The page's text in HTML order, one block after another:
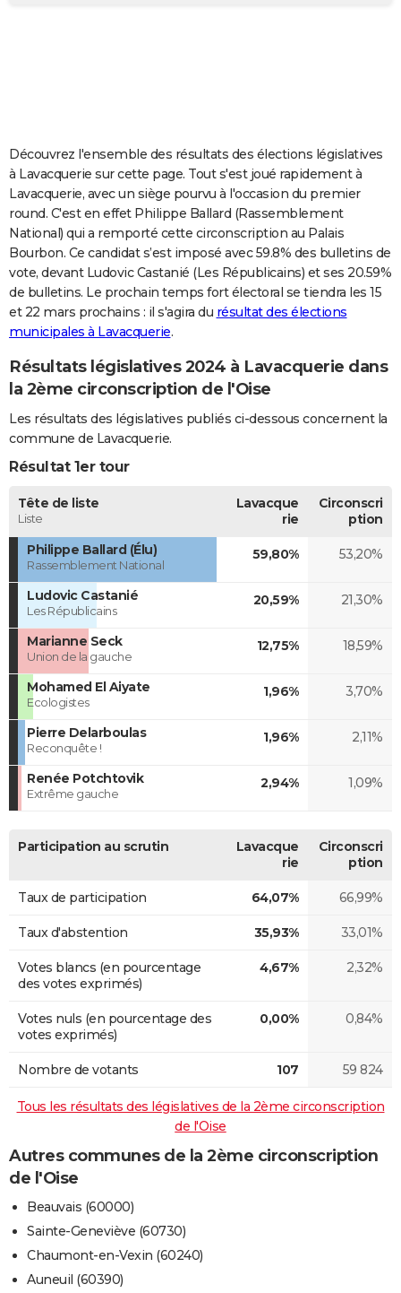
Carte de Noël
Carte Bonne année
Carte Saint-Valentin
Carte Pâques
Carte d'anniversaire
DICTIONNAIRE
Dictionnaire
Biographies
Citations
Expressions
Proverbes
PROGRAMME TV
COPAINS D'AVANT
S'inscrire
Se connecter
Lycées
Collèges
Primaires
Universités
Entreprises
Service militaire
Avis de recherche
AVIS DE DÉCÈS
FORUM
Découvrez l'ensemble des résultats des élections législatives
à Lavacquerie sur cette page. Tout s'est joué rapidement à
Lavacquerie, avec un siège pourvu à l'occasion du premier
round. C'est en effet Philippe Ballard (Rassemblement
National) qui a remporté cette circonscription au Palais
Bourbon. Ce candidat s’est imposé avec 59.8% des bulletins de
vote, devant Ludovic Castanié (Les Républicains) et ses 20.59%
de bulletins. Le prochain temps fort électoral se tiendra les 15
et 22 mars prochains : il s'agira du résultat des élections
municipales à Lavacquerie.
Résultats législatives 2024 à Lavacquerie dans
la 2ème circonscription de l'Oise
Les résultats des législatives publiés ci-dessous concernent la
commune de Lavacquerie.
Résultat 1er tour
Tête de liste
Liste
Lavacque
rie
Circonscri
ption
Philippe Ballard (Élu)
Rassemblement National
59,80% 53,20%
Ludovic Castanié
Les Républicains
20,59% 21,30%
Marianne Seck
Union de la gauche
12,75% 18,59%
Mohamed El Aiyate
Ecologistes
1,96% 3,70%
Pierre Delarboulas
Reconquête !
1,96% 2,11%
Renée Potchtovik
Extrême gauche
2,94% 1,09%
Participation au scrutin
Lavacque
rie
Circonscri
ption
Taux de participation 64,07% 66,99%
Taux d'abstention 35,93% 33,01%
Votes blancs (en pourcentage
des votes exprimés)
4,67% 2,32%
Votes nuls (en pourcentage des
votes exprimés)
0,00% 0,84%
Nombre de votants 107 59 824
Tous les résultats des législatives de la 2ème circonscription
de l'Oise
Autres communes de la 2ème circonscription
de l'Oise
Beauvais (60000)
Sainte-Geneviève (60730)
Chaumont-en-Vexin (60240)
Auneuil (60390)